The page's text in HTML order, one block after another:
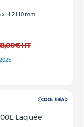
x H 2110 mm
,00€HT
Laquée